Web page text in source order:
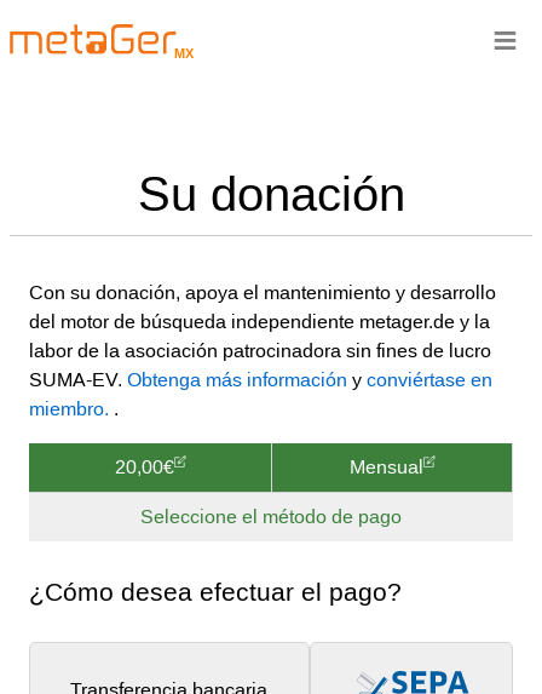
MX
Su donación
Con su donación, apoya el mantenimiento y desarrollo
del motor de búsqueda independiente metager.de y la
labor de la asociación patrocinadora sin fines de lucro
SUMA-EV. Obtenga más información y conviértase en
miembro. .
20,00€ Mensual
Seleccione el método de pago
¿Cómo desea efectuar el pago?
Transferencia bancaria
≡